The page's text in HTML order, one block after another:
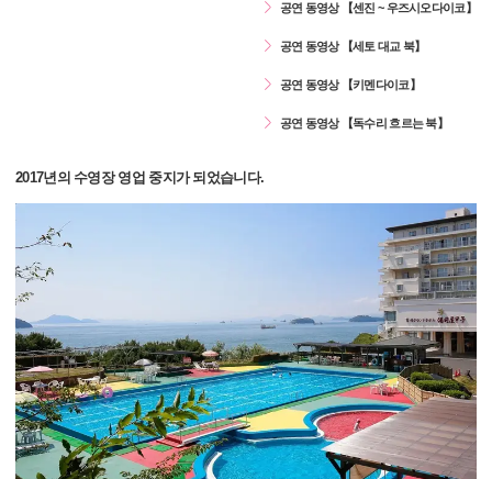
공연 동영상 【센진 ~ 우즈시오다이코】
공연 동영상 【세토 대교 북】
공연 동영상 【키멘다이코】
공연 동영상 【독수리 흐르는 북】
2017년의 수영장 영업 중지가 되었습니다.